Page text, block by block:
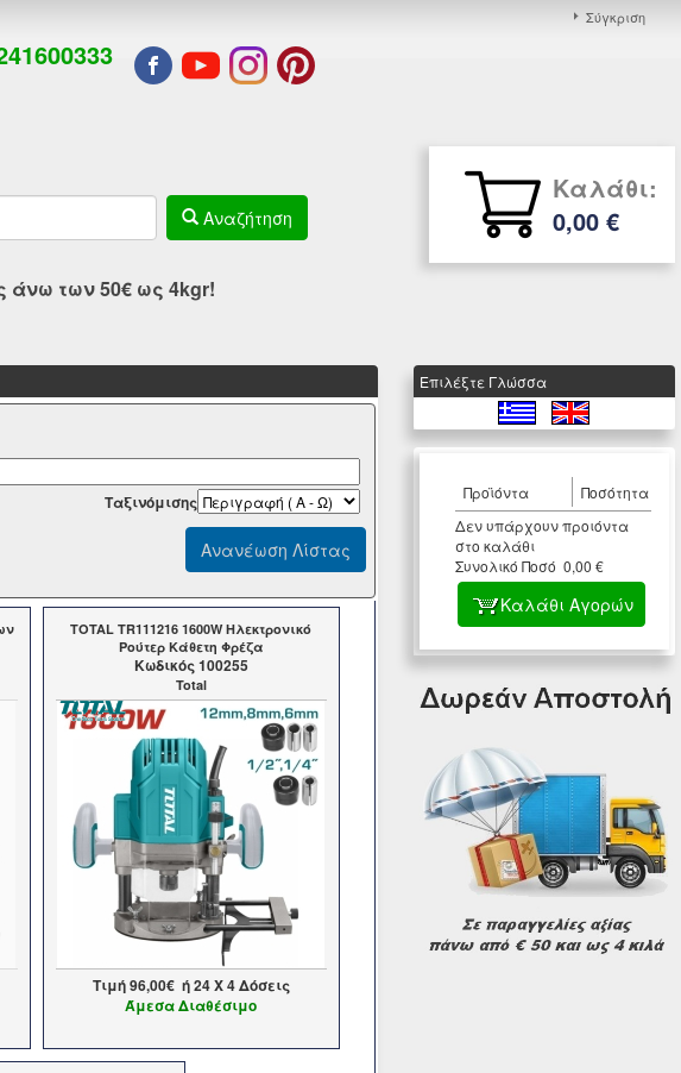
Σύγκριση
Αναζήτηση
Καλάθι:
0,00 €
των 50€ ως 4kgr!
Tαξινόμισης
TOTAL TR111216 1600W Ηλεκτρονικό
Ρούτερ Κάθετη Φρέζα
Kωδικός 100255
Total
Τιμή96,00€ή24X 4 Δόσεις
Άμεσα Διαθέσιμο
Eπιλέξτε Γλώσσα
Προϊόντα
Ποσότητα
Δεν υπάρχουν προιόντα
στο καλάθι
Συνολικό Ποσό 0,00 €
Καλάθι Αγορών